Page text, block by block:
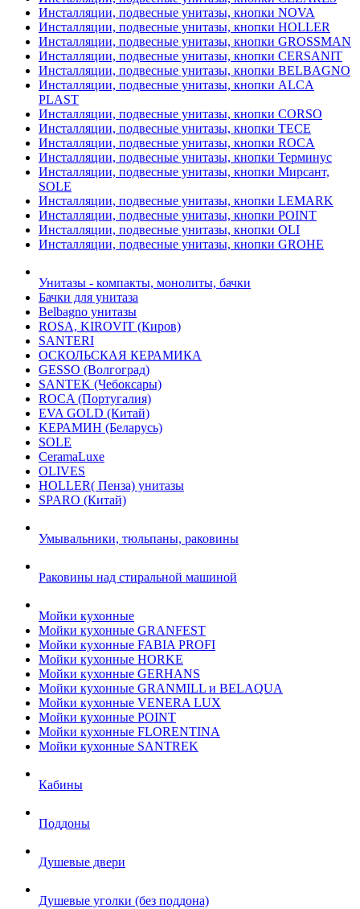
Инсталляции, подвесные унитазы, кнопки NOVA
Инсталляции, подвесные унитазы, кнопки HOLLER
Инсталляции, подвесные унитазы, кнопки GROSSMAN
Инсталляции, подвесные унитазы, кнопки CERSANIT
Инсталляции, подвесные унитазы, кнопки BELBAGNO
Инсталляции, подвесные унитазы, кнопки ALCA
PLAST
Инсталляции, подвесные унитазы, кнопки CORSO
Инсталляции, подвесные унитазы, кнопки TECE
Инсталляции, подвесные унитазы, кнопки ROCA
Инсталляции, подвесные унитазы, кнопки Терминус
Инсталляции, подвесные унитазы, кнопки Мирсант,
SOLE
Инсталляции, подвесные унитазы, кнопки LEMARK
Инсталляции, подвесные унитазы, кнопки POINT
Инсталляции, подвесные унитазы, кнопки OLI
Инсталляции, подвесные унитазы, кнопки GROHE
Унитазы - компакты, монолиты, бачки
Бачки для унитаза
Belbagno унитазы
ROSA, KIROVIT (Киров)
SANTERI
ОСКОЛЬСКАЯ КЕРАМИКА
GESSO (Волгоград)
SANTEK (Чебоксары)
ROCA (Португалия)
EVA GOLD (Китай)
KЕРАМИН (Беларусь)
SOLE
CeramaLuxe
OLIVES
HOLLER( Пенза) унитазы
SPARO (Китай)
Умывальники, тюльпаны, раковины
Раковины над стиральной машиной
Мойки кухонные
Мойки кухонные GRANFEST
Мойки кухонные FABIA PROFI
Мойки кухонные HORKE
Мойки кухонные GERHANS
Мойки кухонные GRANMILL и BELAQUA
Мойки кухонные VENERA LUX
Мойки кухонные POINT
Мойки кухонные FLORENTINA
Мойки кухонные SANTREK
Кабины
Поддоны
Душевые двери
Душевые уголки (без поддона)